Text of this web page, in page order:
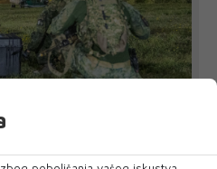
izveo vježbu